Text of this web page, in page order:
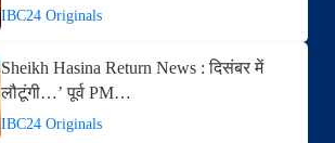
IBC24 Originals
Sheikh Hasina Return News : दिसंबर में
लौटूंगी…’ पूर्व PM…
IBC24 Originals